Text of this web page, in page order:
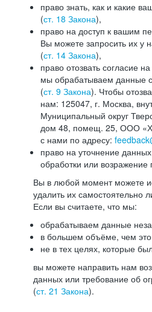
право знать, как и какие
(ст. 18 Закона),
право на доступ к вашим
Вы можете запросить их у
(ст. 14 Закона),
право отозвать согласие
мы обрабатываем данные
(ст. 9 Закона). Чтобы
нам: 125047, г. Москва,
Муниципальный округ
дом 48, помещ. 25, ООО
с нами по адресу:
право на уточнение
обработки или возражение
Вы в любой момент можете
удалить их самостоятельно
Если вы считаете, что мы:
обрабатываем данные
в большем объёме, чем это
не в тех целях, которые
вы можете направить нам
данных или требование об
(ст. 21 Закона).